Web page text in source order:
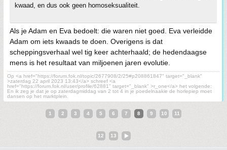
kwaad, en dus ook geen homoseksualiteit.
Als je Adam en Eva bedoelt: die waren niet goed. Eva verleidde
Adam om iets kwaads te doen. Overigens is dat
scheppingsverhaal wel tig keer achterhaald; de hedendaagse
mens is het resultaat van miljoenen jaren evolutie.
Op <a href="https://forum.fok.nl/topic/2677908/2/25#p208861847" target="_blank"
>zaterdag 22 april 2023 13:43</a> schreef <a
href="https://forum.fok.nl/user/profile/62881" target="_blank" >r_one</a> het volgende:
En ik zeg je dat je op zaterdagmiddag van 2 tot 4 in je poedelnaakie de horlepiep moet
dansen op het marktplein.
1 2 3 4 5 6 7 8 9 10 11
12 13